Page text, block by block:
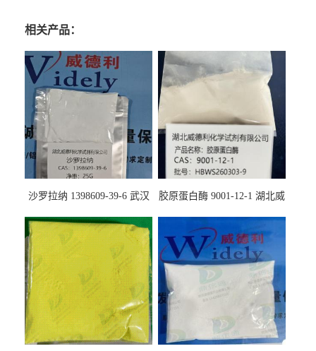
相关产品：
沙罗拉纳 1398609-39-6 武汉
胶原蛋白酶 9001-12-1 湖北威